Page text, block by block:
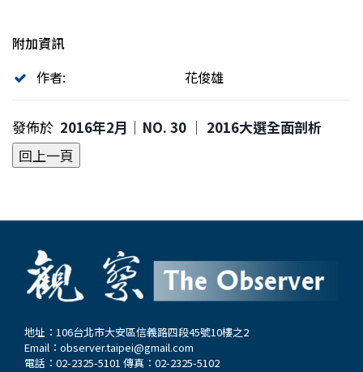
附加資訊
作者:
花俊雄
發佈於 2016年2月｜NO. 30 │ 2016大選全面剖析
地址：106台北市大安區信義路四段45號10樓之2
Email： observer.taipei@gmail.com
電話：02-2325-5101 傳真：02-2325-5102